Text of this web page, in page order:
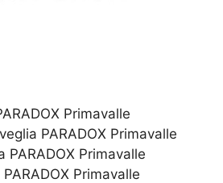
Primavalle
PARADOX Primavalle
PARADOX Primavalle
Primavalle